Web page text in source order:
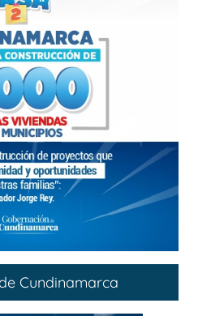
Cundinamarca